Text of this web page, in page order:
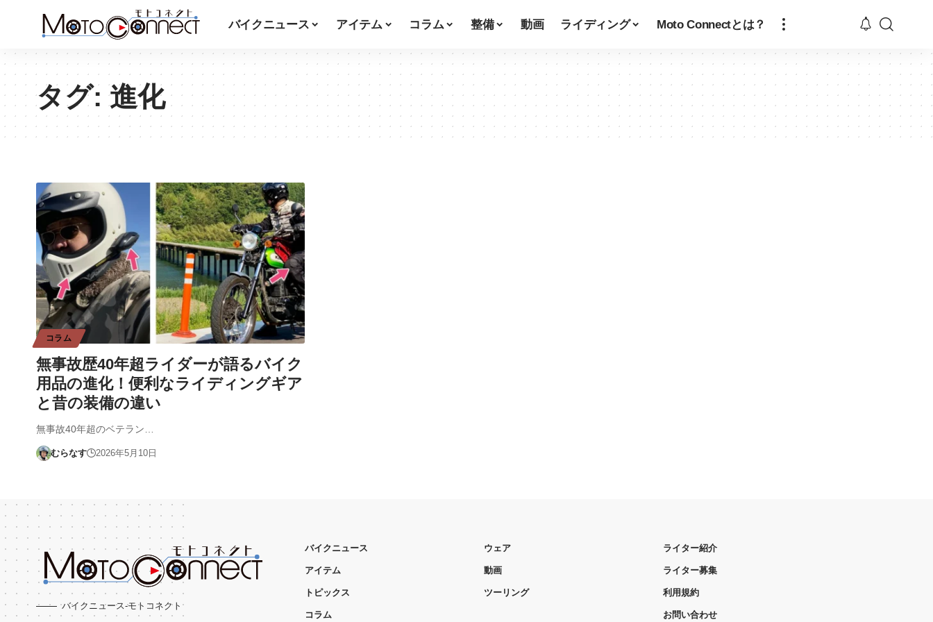
バイクニュース アイテム コラム 整備 動画 ライディング Moto Connectとは？
タグ:進化
コラム
無事故歴40年超ライダーが語るバイク
用品の進化！便利なライディングギア
と昔の装備の違い
無事故40年超のベテラン…
むらなす 2026年5月10日
バイクニュース-モトコネクト
バイクニュース
アイテム
トピックス
コラム
ウェア
動画
ツーリング
ライター紹介
ライター募集
利用規約
お問い合わせ